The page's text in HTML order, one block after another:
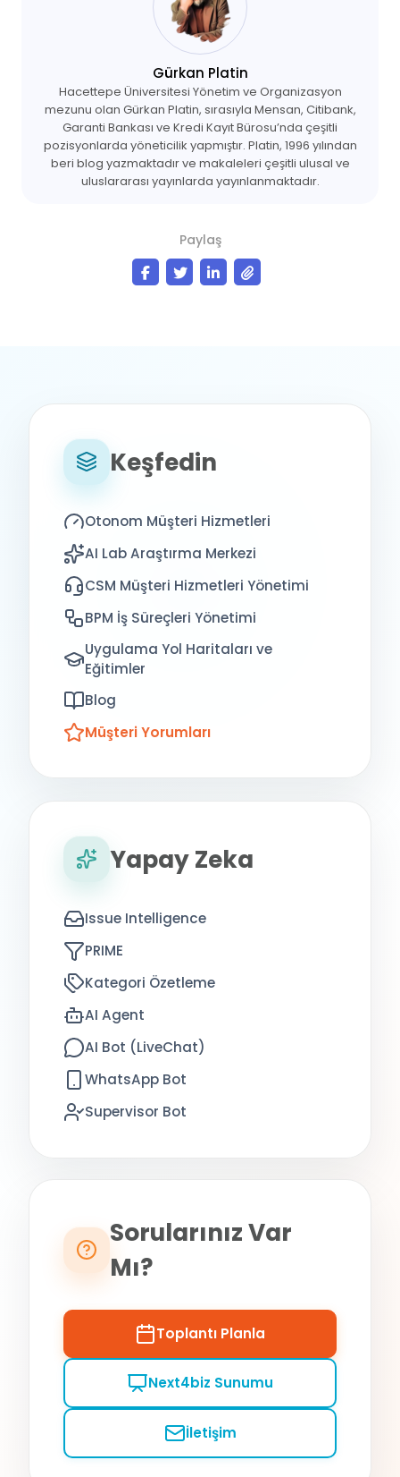
Gürkan Platin
Hacettepe Üniversitesi Yönetim ve Organizasyon
mezunu olan Gürkan Platin, sırasıyla Mensan, Citibank,
Garanti Bankası ve Kredi Kayıt Bürosu’nda çeşitli
pozisyonlarda yöneticilik yapmıştır. Platin, 1996 yılından
beri blog yazmaktadır ve makaleleri çeşitli ulusal ve
uluslararası yayınlarda yayınlanmaktadır.
Paylaş
Keşfedin
Otonom Müşteri Hizmetleri
AI Lab Araştırma Merkezi
CSM Müşteri Hizmetleri Yönetimi
BPM İş Süreçleri Yönetimi
Uygulama Yol Haritaları ve
Eğitimler
Blog
Müşteri Yorumları
Yapay Zeka
Issue Intelligence
PRIME
Kategori Özetleme
AI Agent
AI Bot (LiveChat)
WhatsApp Bot
Supervisor Bot
Sorularınız Var
Mı?
Toplantı Planla
Next4biz Sunumu
İletişim